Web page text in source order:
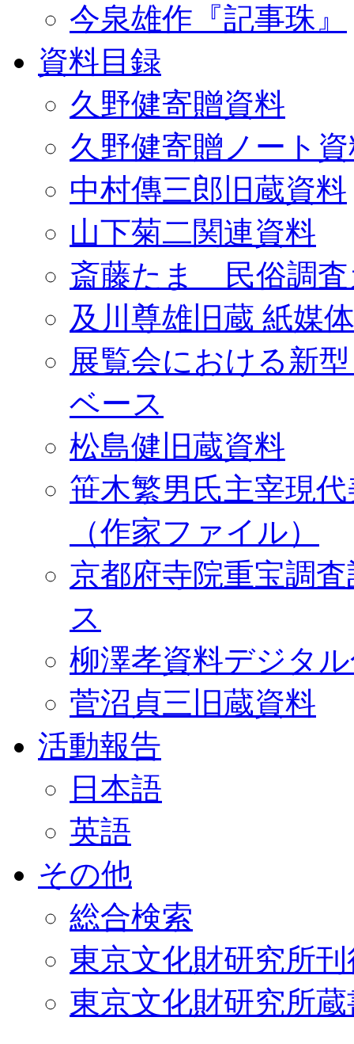
今泉雄作『記事珠』
資料目録
久野健寄贈資料
久野健寄贈ノート
中村傳三郎旧蔵資料
山下菊二関連資料
斎藤たま 民俗調査
及川尊雄旧蔵 紙媒
展覧会における新
ベース
松島健旧蔵資料
笹木繁男氏主宰現
（作家ファイル）
京都府寺院重宝調
ス
柳澤孝資料デジタ
菅沼貞三旧蔵資料
活動報告
日本語
英語
その他
総合検索
東京文化財研究所
東京文化財研究所